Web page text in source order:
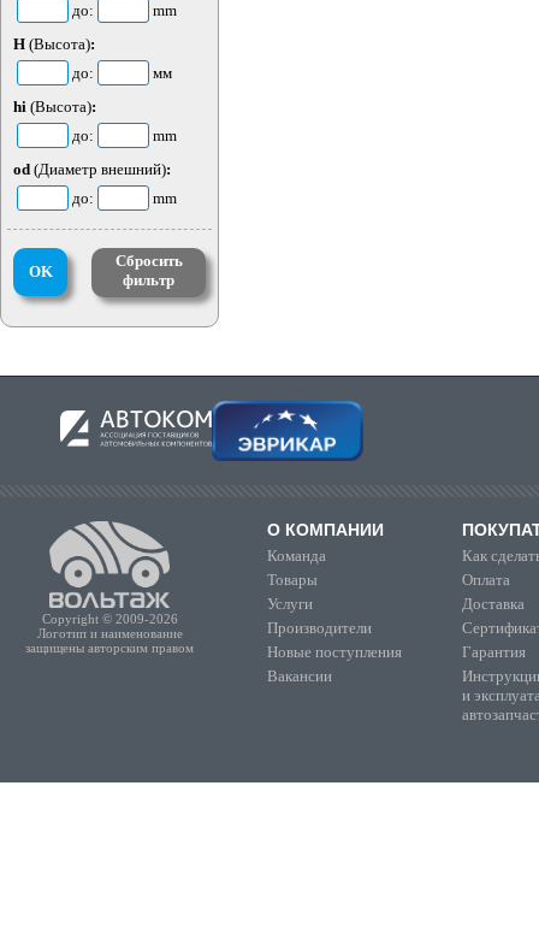
до:
mm
H (Высота):
до:
мм
hi (Высота):
до:
mm
od (Диаметр внешний):
до:
mm
OK
Сбросить
фильтр
Copyright © 2009-2026
Логотип и наименование
защищены авторским правом
О КОМПАНИИ
Команда
Товары
Услуги
Производители
Новые поступления
Вакансии
Как
Оплата
Доставка
Гарантия
и